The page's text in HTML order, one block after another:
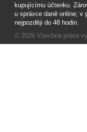
kupujícímu účtenku.
u správce daně online; v
nejpozději do 48 hodin.
© 2026 Všechna práva